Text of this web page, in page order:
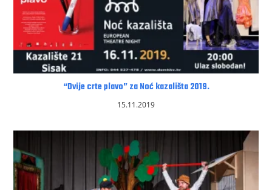
“Dvije crte plavo” za Noć kazališta 2019.
15.11.2019